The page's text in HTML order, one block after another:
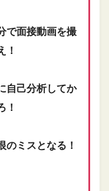
で面接動画を撮
！
自己分析してか
！
のミスとなる！